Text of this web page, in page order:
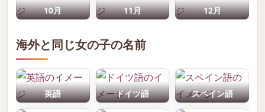
10月 11月 12月
海外と同じ女の子の名前
英語 ドイツ語 スペイン語